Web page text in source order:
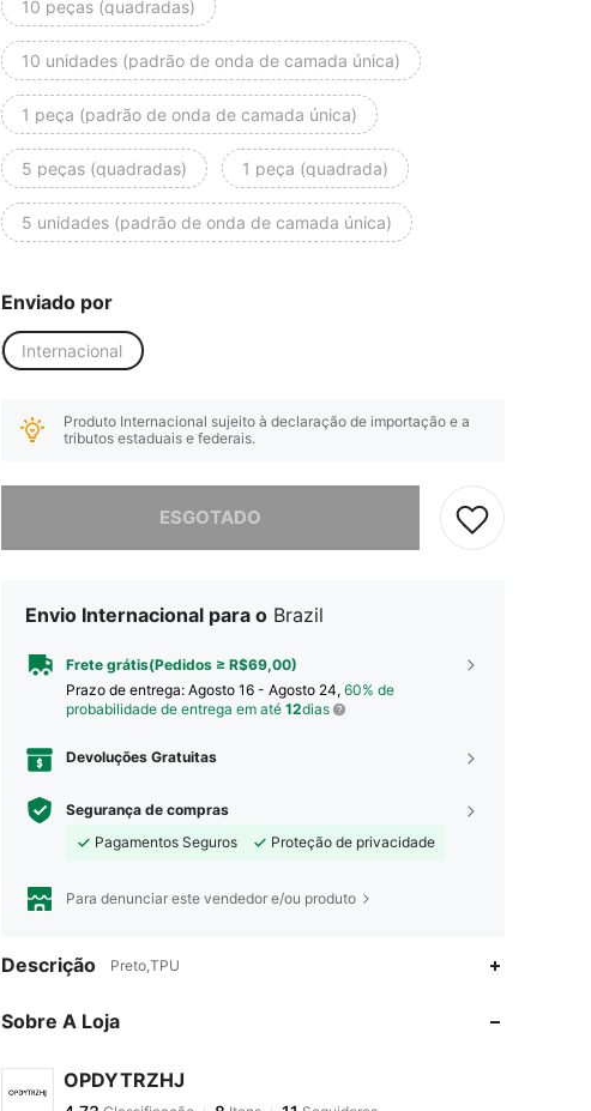
10 peças (quadradas)
10 unidades (padrão de onda de camada única)
1 peça (padrão de onda de camada única)
5 peças (quadradas) 1 peça (quadrada)
5 unidades (padrão de onda de camada única)
Enviado por
Internacional
Produto Internacional sujeito à declaração de importação e a
tributos estaduais e federais.
ESGOTADO
Envio Internacional para o Brazil
Frete grátis(Pedidos ≥ R$69,00)
Prazo de entrega: Agosto 16 - Agosto 24, 60% de
probabilidade de entrega em até 12dias
Devoluções Gratuitas
Segurança de compras
Pagamentos Seguros
Proteção de privacidade
Para denunciar este vendedor e/ou produto
Descrição Preto,TPU
Sobre A Loja
OPDYTRZHJ
4,73
4,73 Classificação